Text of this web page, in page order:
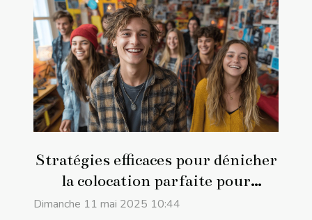
Stratégies efficaces pour dénicher
la colocation parfaite pour
étudiants
Dimanche 11 mai 2025 10:44